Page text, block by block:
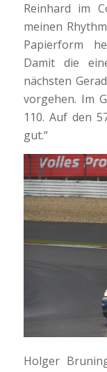
Reinhard im
meinen
Papierform
Damit die
nächsten
vorgehen. Im
110. Auf den
gut.“
Holger